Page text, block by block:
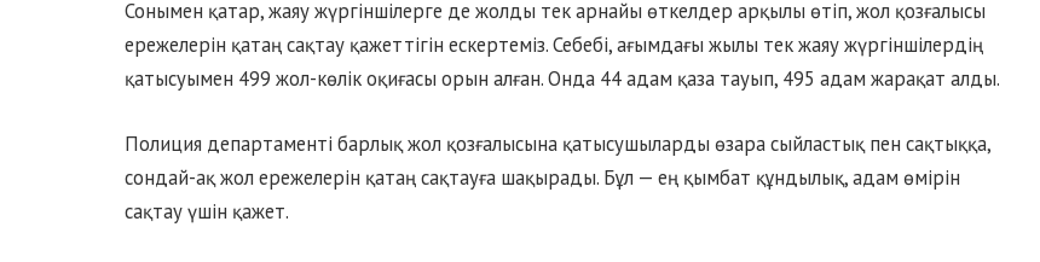
Сонымен қатар, жаяу жүргіншілерге де жолды тек арнайы өткелдер арқылы өтіп, жол қозғалысы
ережелерін қатаң сақтау қажеттігін ескертеміз. Себебі, ағымдағы жылы тек жаяу жүргіншілердің
қатысуымен 499 жол-көлік оқиғасы орын алған. Онда 44 адам қаза тауып, 495 адам жарақат алды.
Полиция департаменті барлық жол қозғалысына қатысушыларды өзара сыйластық пен сақтыққа,
сондай-ақ жол ережелерін қатаң сақтауға шақырады. Бұл — ең қымбат құндылық, адам өмірін
сақтау үшін қажет.